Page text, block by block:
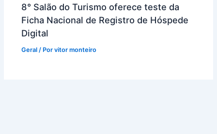
8° Salão do Turismo oferece teste da
Ficha Nacional de Registro de Hóspede
Digital
Geral / Porvitor monteiro